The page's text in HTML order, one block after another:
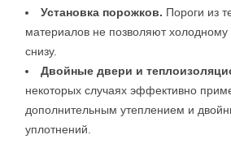
Установка порожков. Пороги из
материалов не позволяют холодному
снизу.
Двойные двери и
некоторых случаях эффективно
дополнительным утеплением и
уплотнений.